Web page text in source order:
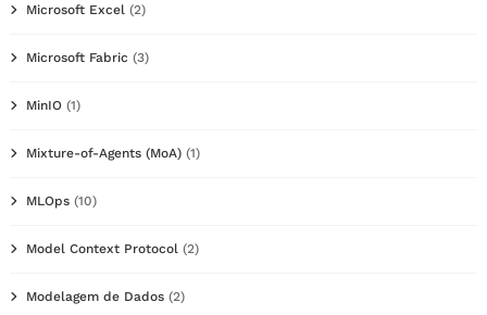
Microsoft Excel (2)
Microsoft Fabric (3)
MinIO (1)
Mixture-of-Agents (MoA) (1)
MLOps (10)
Model Context Protocol (2)
Modelagem de Dados (2)